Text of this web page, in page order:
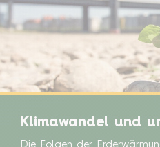
Klimawandel und